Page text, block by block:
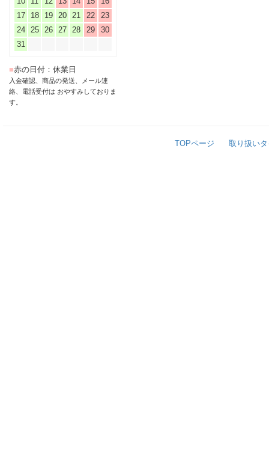
17
18 19 20 21 22
23
24
25 26 27 28 29
30
31
■赤の日付：休業日
入金確認、商品の発送、メール連
絡、電話受付は おやすみしておりま
す。
TOPページ 取り扱い